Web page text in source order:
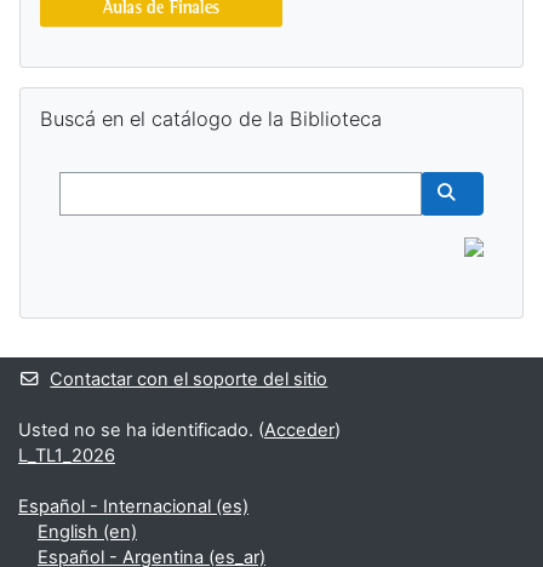
Buscá en el catálogo de la Biblioteca
Buscar
Contactar con el soporte del sitio
Usted no se ha identificado. (Acceder)
L_TL1_2026
Español - Internacional ‎(es)‎
English ‎(en)‎
Español - Argentina ‎(es_ar)‎